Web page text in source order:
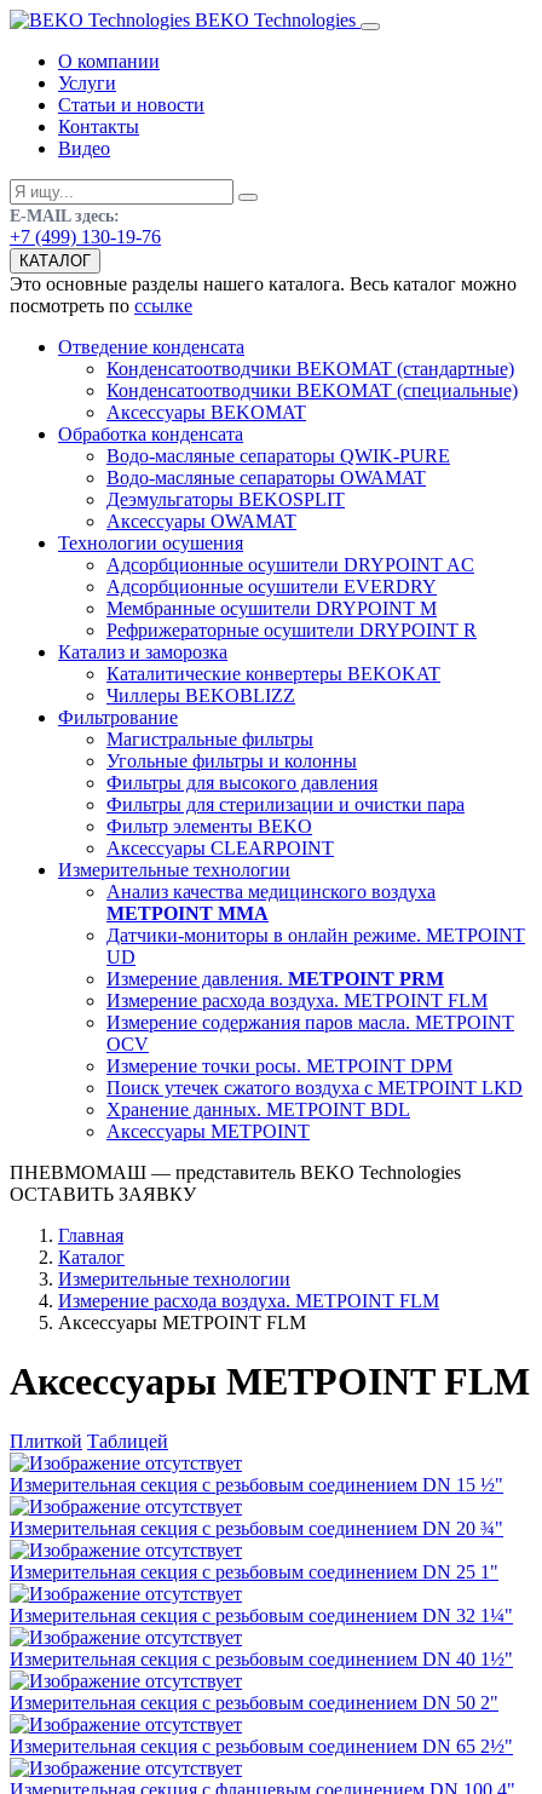
BEKO Technologies
О компании
Услуги
Статьи и новости
Контакты
Видео
E-MAIL здесь:
+7 (499) 130-19-76
КАТАЛОГ
Это основные разделы нашего каталога. Весь каталог можно
посмотреть по ссылке
Отведение конденсата
Конденсатоотводчики BEKOMAT (стандартные)
Конденсатоотводчики BEKOMAT (специальные)
Аксессуары BEKOMAT
Обработка конденсата
Водо-масляные сепараторы QWIK-PURE
Водо-масляные сепараторы OWAMAT
Деэмульгаторы BEKOSPLIT
Аксессуары OWAMAT
Технологии осушения
Адсорбционные осушители DRYPOINT AC
Адсорбционные осушители EVERDRY
Мембранные осушители DRYPOINT M
Рефрижераторные осушители DRYPOINT R
Катализ и заморозка
Каталитические конвертеры BEKOKAT
Чиллеры BEKOBLIZZ
Фильтрование
Магистральные фильтры
Угольные фильтры и колонны
Фильтры для высокого давления
Фильтры для стерилизации и очистки пара
Фильтр элементы BEKO
Аксессуары CLEARPOINT
Измерительные технологии
Анализ качества медицинского воздуха
METPOINT MMA
Датчики-мониторы в онлайн режиме. METPOINT
UD
Измерение давления. METPOINT PRM
Измерение расхода воздуха. METPOINT FLM
Измерение содержания паров масла. METPOINT
OCV
Измерение точки росы. METPOINT DPM
Поиск утечек сжатого воздуха с METPOINT LKD
Хранение данных. METPOINT BDL
Аксессуары METPOINT
ПНЕВМОМАШ — представитель BEKO Technologies
ОСТАВИТЬ ЗАЯВКУ
Главная
Каталог
Измерительные технологии
Измерение расхода воздуха. METPOINT FLM
Аксессуары METPOINT FLM
Аксессуары METPOINT FLM
Плиткой Таблицей
Измерительная секция с резьбовым соединением DN 15 ½"
Измерительная секция с резьбовым соединением DN 20 ¾"
Измерительная секция с резьбовым соединением DN 25 1"
Измерительная секция с резьбовым соединением DN 32 1¼"
Измерительная секция с резьбовым соединением DN 40 1½"
Измерительная секция с резьбовым соединением DN 50 2"
Измерительная секция с резьбовым соединением DN 65 2½"
Измерительная секция с фланцевым соединением DN 100 4"